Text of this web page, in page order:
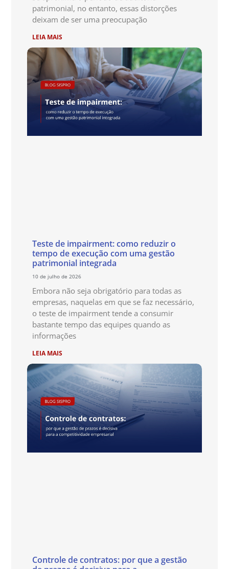
patrimonial, no entanto, essas distorções
deixam de ser uma preocupação
LEIA MAIS
Teste de impairment: como reduzir o
tempo de execução com uma gestão
patrimonial integrada
10 de julho de 2026
Embora não seja obrigatório para todas as
empresas, naquelas em que se faz necessário,
o teste de impairment tende a consumir
bastante tempo das equipes quando as
informações
LEIA MAIS
Controle de contratos: por que a gestão